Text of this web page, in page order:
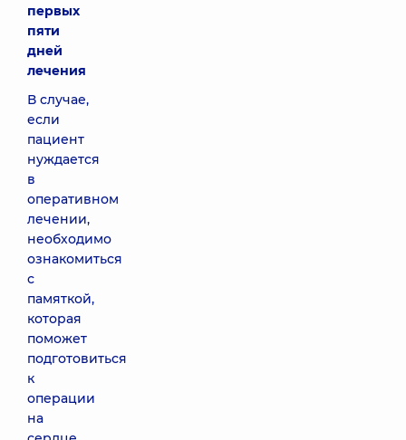
первых
пяти
дней
лечения
В случае,
если
пациент
нуждается
в
оперативном
лечении,
необходимо
ознакомиться
с
памяткой,
которая
поможет
подготовиться
к
операции
на